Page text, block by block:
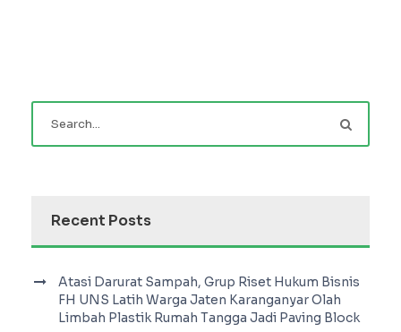
Recent Posts
Atasi Darurat Sampah, Grup Riset Hukum Bisnis
FH UNS Latih Warga Jaten Karanganyar Olah
Limbah Plastik Rumah Tangga Jadi Paving Block